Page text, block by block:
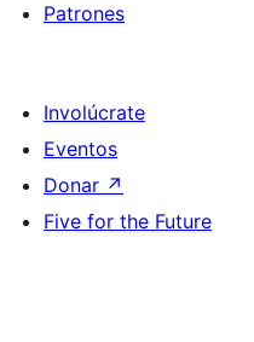
Patrones
Involúcrate
Eventos
Donar ↗
Five for the Future